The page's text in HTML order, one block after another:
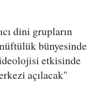
dini grupların
bünyesinde
etkisinde
açılacak"